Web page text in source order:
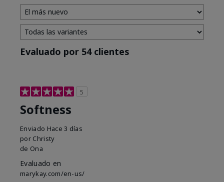
Evaluado por 54 clientes
5
Softness
Enviado Hace 3 días
por Christy
de Ona
Evaluado en
marykay.com/en-us/